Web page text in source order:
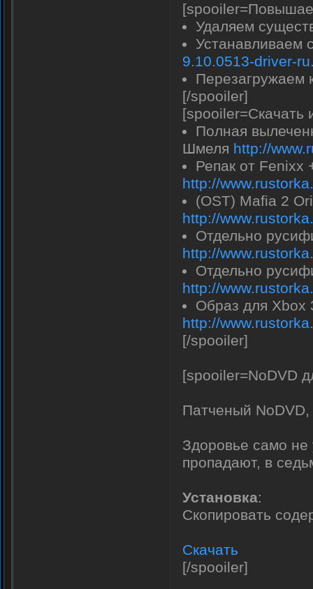
Удаляем
Устанавливаем
9.10.0513-driver-
Перезагружаем
[/spooiler]
[spooiler=Скачать
Полная
Шмеля http://
Репак от Fenixx
http://
(OST) Mafia 2
http://
Отдельно
http://
Отдельно
http://
Образ для Xbox
http://
[/spooiler]
[spooiler=NoDVD
Патченый
Здоровье само не
пропадают, в
Установка:
Скопировать
Скачать
[/spooiler]